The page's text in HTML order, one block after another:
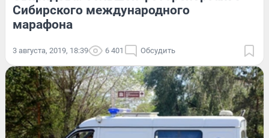
Сибирского международного
марафона
3 августа, 2019, 18:39 6 401 Обсудить